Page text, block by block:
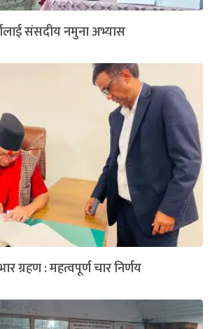
संसदीय नमुना अभ्यास
ग्रहण : महत्वपूर्ण चार निर्णय